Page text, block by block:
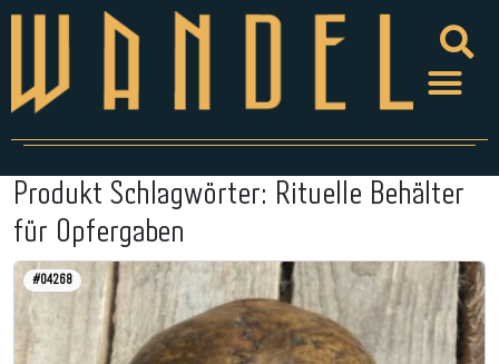
Produkt Schlagwörter: Rituelle Behälter
für Opfergaben
#04268